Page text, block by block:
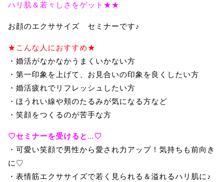
ハリ肌＆若々しさをゲット★★
お顔のエクササイズ セミナーです♪
★こんな人におすすめ★
・婚活がなかなかうまくいかない方
・第一印象を上げて、お見合いの印象を良くしたい方
・婚活疲れでリフレッシュしたい方
・ほうれい線や頬のたるみが気になる方など
・笑顔をつくるのが苦手な方
♡セミナーを受けると…♡
・可愛い笑顔で男性から愛され力アップ！気持ちも前向き
に♡
・表情筋エクササイズで若く見られる＆溢れるハリ肌に♪